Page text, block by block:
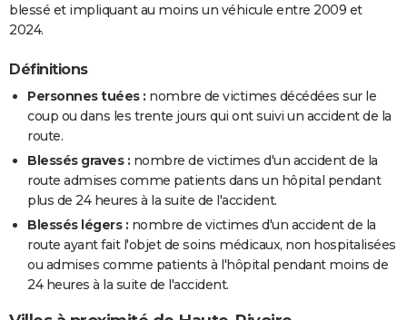
blessé et impliquant au moins un véhicule entre 2009 et
2024.
Définitions
Personnes tuées : nombre de victimes décédées sur le
coup ou dans les trente jours qui ont suivi un accident de la
route.
Blessés graves : nombre de victimes d'un accident de la
route admises comme patients dans un hôpital pendant
plus de 24 heures à la suite de l'accident.
Blessés légers : nombre de victimes d'un accident de la
route ayant fait l'objet de soins médicaux, non hospitalisées
ou admises comme patients à l'hôpital pendant moins de
24 heures à la suite de l'accident.